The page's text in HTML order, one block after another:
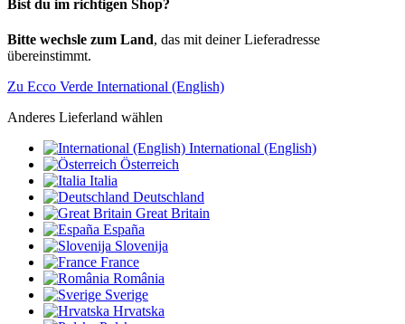
Bist du im richtigen Shop?
Bitte wechsle zum Land, das mit deiner Lieferadresse
übereinstimmt.
Zu Ecco Verde International (English)
Anderes Lieferland wählen
International (English)
Österreich
Italia
Deutschland
Great Britain
España
Slovenija
France
România
Sverige
Hrvatska